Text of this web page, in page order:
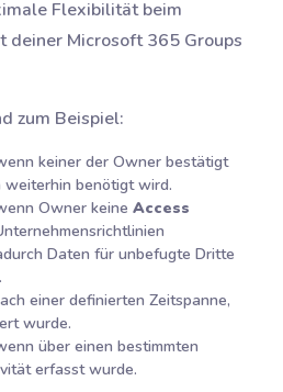
Flexibilität beim
deiner Microsoft 365 Groups
zum Beispiel:
keiner der Owner bestätigt
weiterhin benötigt wird.
Owner keine Access
Daten für unbefugte Dritte
einer definierten Zeitspanne,
wurde.
über einen bestimmten
erfasst wurde.